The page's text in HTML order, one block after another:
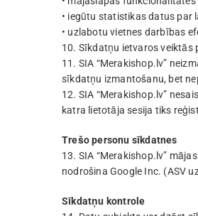
• iegūtu statistikas datus par
• uzlabotu vietnes darbības
10. Sīkdatņu ietvaros veiktās
11. SIA “Merakishop.lv”
sīkdatņu izmantošanu, bet
12. SIA “Merakishop.lv”
katra lietotāja sesija tiks
Trešo personu sīkdatnes
13. SIA “Merakishop.lv”
nodrošina Google Inc. (ASV
Sīkdatņu kontrole